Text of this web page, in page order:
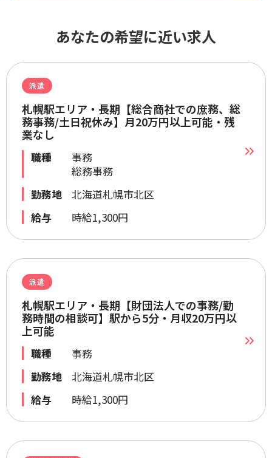
あなたの希望に近い求人
派遣
札幌駅エリア・長期【総合商社での庶務、総
務事務/土日祝休み】月20万円以上可能・残
業なし
職種
事務
総務事務
勤務地
北海道札幌市北区
給与
時給1,300円
派遣
札幌駅エリア・長期【財団法人での事務/勤
務時間の相談可】駅から5分・月収20万円以
上可能
職種
事務
勤務地
北海道札幌市北区
給与
時給1,300円